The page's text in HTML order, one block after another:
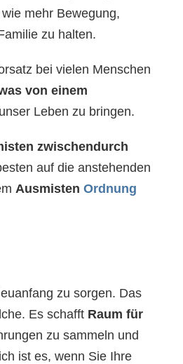
mehr Bewegung,
zu halten.
bei vielen Menschen
von einem
Leben zu bringen.
zwischendurch
auf die anstehenden
Ausmisten Ordnung
zu sorgen. Das
Es schafft Raum für
zu sammeln und
ist es, wenn Sie Ihre